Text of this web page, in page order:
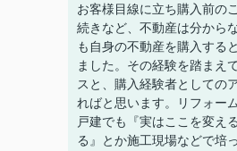
お客様目線に立ち購入前の
続きなど、不動産は分から
も自身の不動産を購入する
ました。その経験を踏まえ
スと、購入経験者としての
ればと思います。リフォー
戸建でも『実はここを変え
る』とか施工現場などで培